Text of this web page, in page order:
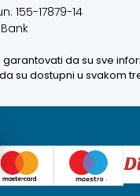
155-17879-14
da su sve
su dostupni u svakom